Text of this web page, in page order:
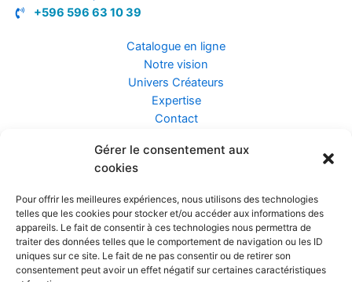
Gérer le consentement aux
cookies
Pour offrir les meilleures expériences, nous utilisons des technologies
telles que les cookies pour stocker et/ou accéder aux informations des
appareils. Le fait de consentir à ces technologies nous permettra de
traiter des données telles que le comportement de navigation ou les ID
uniques sur ce site. Le fait de ne pas consentir ou de retirer son
consentement peut avoir un effet négatif sur certaines caractéristiques
+596 596 63 10 39
Catalogue en ligne
Notre vision
Univers Créateurs
Expertise
Contact
Assurance ZEN
Confidentialité et Données
Conditions Générales de Vente